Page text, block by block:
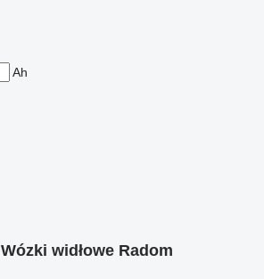
Ah
Wózki widłowe Radom